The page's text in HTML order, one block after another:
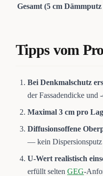
Gesamt (5 cm
Tipps vom
Bei Denkmalschutz
der Fassadendicke und
Maximal 3 cm pro
Diffusionsoffene
— kein Dispersionsputz
U-Wert realistisch
erfüllt selten GEG-